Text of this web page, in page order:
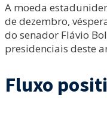
A moeda
de dezembro,
do senador Flávio
presidenciais deste
Fluxo